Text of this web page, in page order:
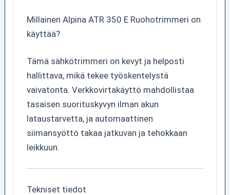
Millainen Alpina ATR 350 E Ruohotrimmeri on
käyttää?
Tämä sähkötrimmeri on kevyt ja helposti
hallittava, mikä tekee työskentelystä
vaivatonta. Verkkovirtakäyttö mahdollistaa
tasaisen suorituskyvyn ilman akun
lataustarvetta, ja automaattinen
siimansyöttö takaa jatkuvan ja tehokkaan
leikkuun.
Tekniset tiedot